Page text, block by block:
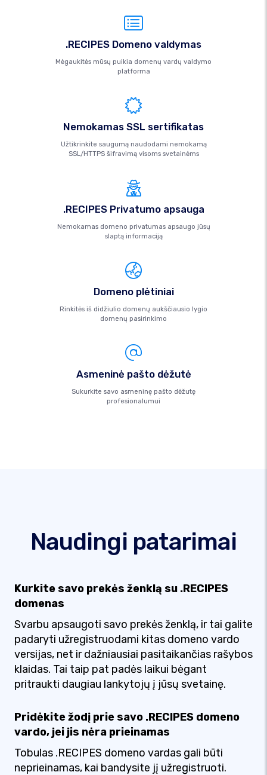
.RECIPES Domeno valdymas
Mėgaukitės mūsų puikia domenų vardų valdymo
platforma
Nemokamas SSL sertifikatas
Užtikrinkite saugumą naudodami nemokamą
SSL/HTTPS šifravimą visoms svetainėms
.RECIPES Privatumo apsauga
Nemokamas domeno privatumas apsaugo jūsų
slaptą informaciją
Domeno plėtiniai
Rinkitės iš didžiulio domenų aukščiausio lygio
domenų pasirinkimo
Asmeninė pašto dėžutė
Sukurkite savo asmeninę pašto dėžutę
profesionalumui
Naudingi patarimai
Kurkite savo prekės ženklą su .RECIPES
domenas
Svarbu apsaugoti savo prekės ženklą, ir tai galite
padaryti užregistruodami kitas domeno vardo
versijas, net ir dažniausiai pasitaikančias rašybos
klaidas. Tai taip pat padės laikui bėgant
pritraukti daugiau lankytojų į jūsų svetainę.
Pridėkite žodį prie savo .RECIPES domeno
vardo, jei jis nėra prieinamas
Tobulas .RECIPES domeno vardas gali būti
neprieinamas, kai bandysite jį užregistruoti.